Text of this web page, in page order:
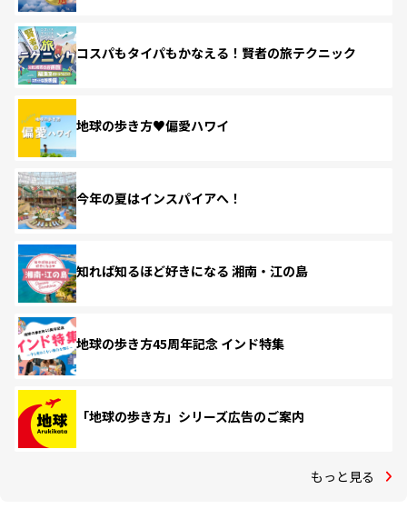
コスパもタイパもかなえる！賢者の旅テクニック
地球の歩き方♥偏愛ハワイ
今年の夏はインスパイアへ！
知れば知るほど好きになる 湘南・江の島
地球の歩き方45周年記念 インド特集
「地球の歩き方」シリーズ広告のご案内
もっと見る